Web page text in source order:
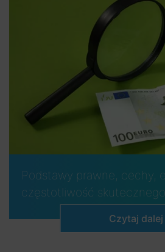
Podstawy prawne, cechy,
częstotliwość
Czytaj dalej